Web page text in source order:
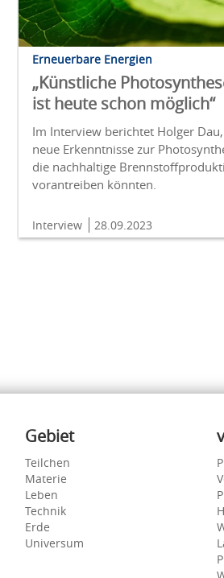
Erneuerbare Energien
„Künstliche
ist heute schon möglich“
Im Interview berichtet Holger
neue Erkenntnisse zur
die nachhaltige
vorantreiben könnten.
Interview 28.09.2023
Inhalte
Gebiet
Teilchen
Materie
Leben
Technik
Erde
Universum